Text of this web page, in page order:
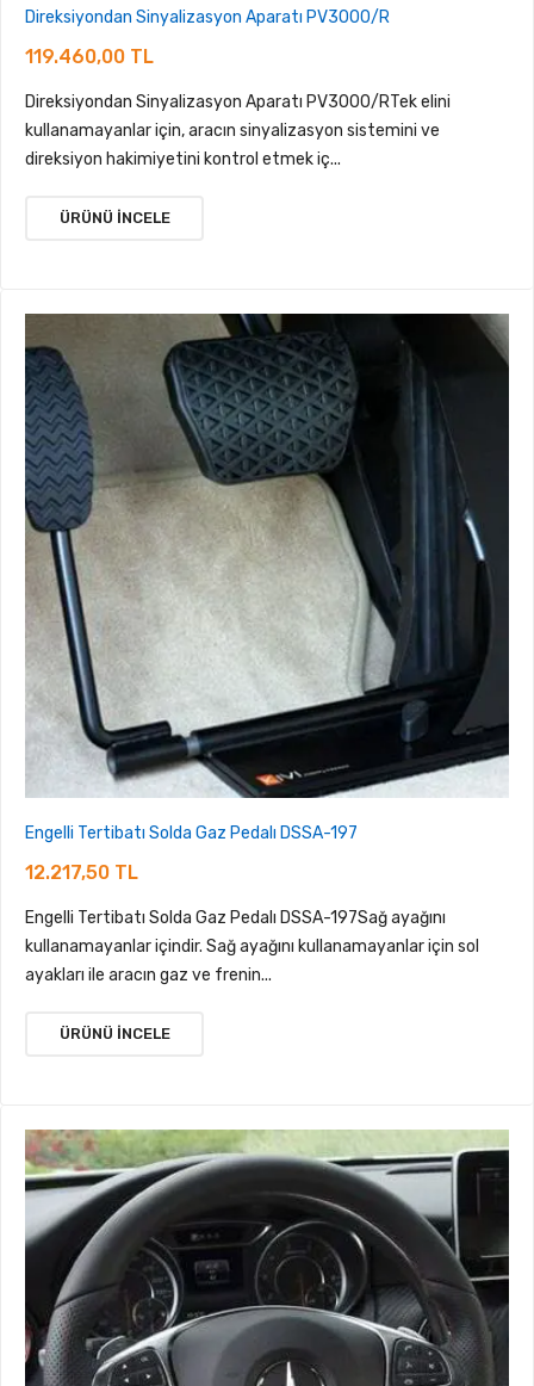
Engelli Tertibatı Solda Gaz Pedalı DSSA-197
12.217,50 TL
Engelli Tertibatı Solda Gaz Pedalı DSSA-197Sağ ayağını
kullanamayanlar içindir. Sağ ayağını kullanamayanlar için sol
ayakları ile aracın gaz ve frenin...
ÜRÜNÜ İNCELE
Direksiyondan Sinyalizasyon Aparatı PV3000/R
119.460,00 TL
Direksiyondan Sinyalizasyon Aparatı PV3000/RTek elini
kullanamayanlar için, aracın sinyalizasyon sistemini ve
direksiyon hakimiyetini kontrol etmek iç...
ÜRÜNÜ İNCELE